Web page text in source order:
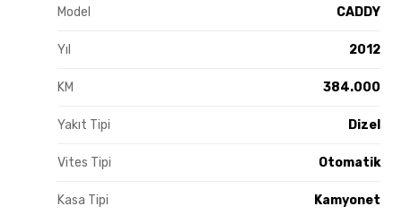
Model CADDY
Yıl 2012
KM 384.000
Yakıt Tipi Dizel
Vites Tipi Otomatik
Kasa Tipi Kamyonet